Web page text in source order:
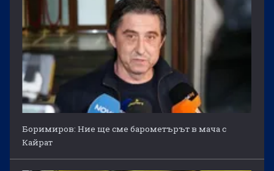
Боримиров: Ние ще сме барометърът в мача с
Кайрат